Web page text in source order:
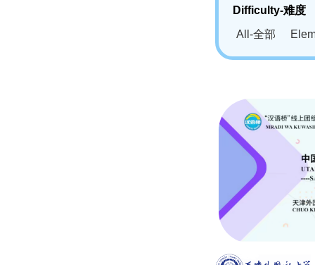
Difficulty-难度
All-全部